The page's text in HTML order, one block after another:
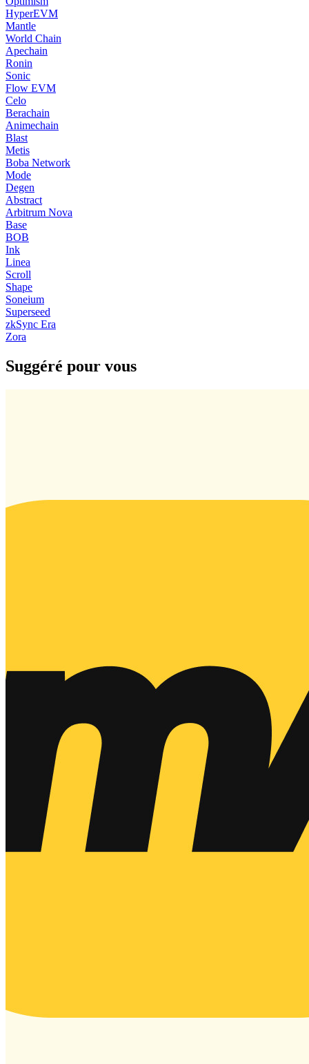
HyperEVM
Mantle
World Chain
Apechain
Ronin
Sonic
Flow EVM
Celo
Berachain
Animechain
Blast
Metis
Boba Network
Mode
Degen
Abstract
Arbitrum Nova
Base
BOB
Ink
Linea
Scroll
Shape
Soneium
Superseed
zkSync Era
Zora
Suggéré pour vous